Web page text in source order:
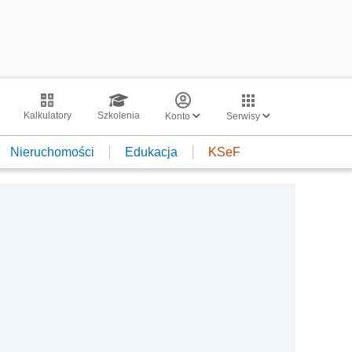
Kalkulatory Szkolenia Konto Serwisy
Nieruchomości Edukacja KSeF